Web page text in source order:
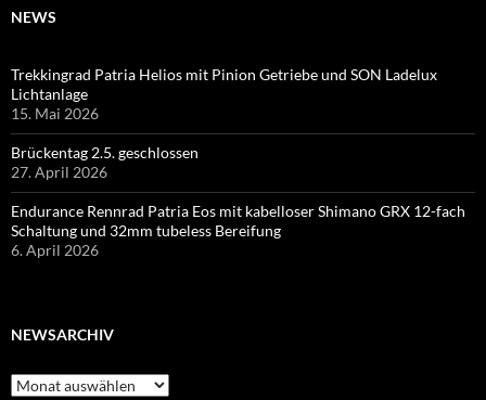
NEWS
Trekkingrad Patria Helios mit Pinion Getriebe und SON Ladelux
Lichtanlage
15. Mai 2026
Brückentag 2.5. geschlossen
27. April 2026
Endurance Rennrad Patria Eos mit kabelloser Shimano GRX 12-fach
Schaltung und 32mm tubeless Bereifung
6. April 2026
NEWSARCHIV
Newsarchiv